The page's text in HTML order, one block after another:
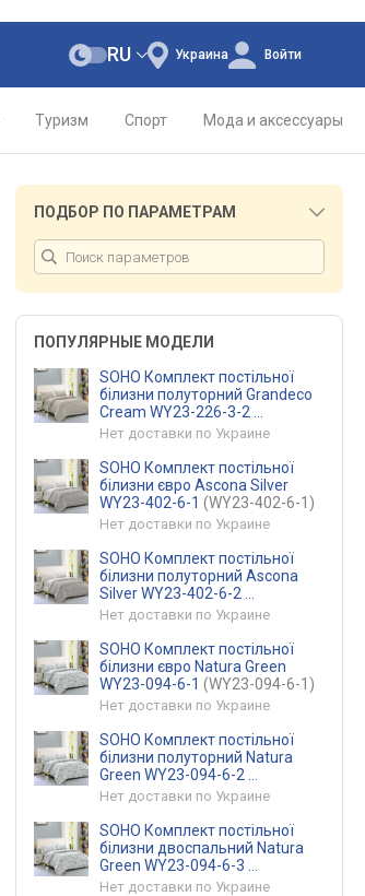
Украина
RU Войти
Туризм Спорт Мода и аксессуары
ПОДБОР ПО ПАРАМЕТРАМ
ПОПУЛЯРНЫЕ МОДЕЛИ
SOHO Комплект постільної
білизни полуторний Grandeco
Cream WY23-226-3-2
(WY23-226-3-2)
Нет доставки по Украине
SOHO Комплект постільної
білизни євро Ascona Silver
WY23-402-6-1 (WY23-402-6-1)
Нет доставки по Украине
SOHO Комплект постільної
білизни полуторний Ascona
Silver WY23-402-6-2
(WY23-402-6-2)
Нет доставки по Украине
SOHO Комплект постільної
білизни євро Natura Green
WY23-094-6-1 (WY23-094-6-1)
Нет доставки по Украине
SOHO Комплект постільної
білизни полуторний Natura
Green WY23-094-6-2
(WY23-094-6-2)
Нет доставки по Украине
SOHO Комплект постільної
білизни двоспальний Natura
Green WY23-094-6-3
(WY23-094-6-3)
Нет доставки по Украине